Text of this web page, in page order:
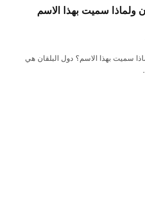
ولماذا سميت بهذا الاسم
سميت بهذا الاسم؟ دول البلقان هي